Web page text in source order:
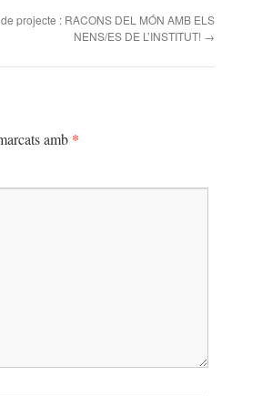
projecte : RACONS DEL MÓN AMB ELS
NENS/ES DE L’INSTITUT! →
amb *